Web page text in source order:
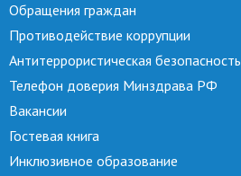
Обращения граждан
Противодействие коррупции
Антитеррористическая безопасность
Телефон доверия Минздрава РФ
Вакансии
Гостевая книга
Инклюзивное образование